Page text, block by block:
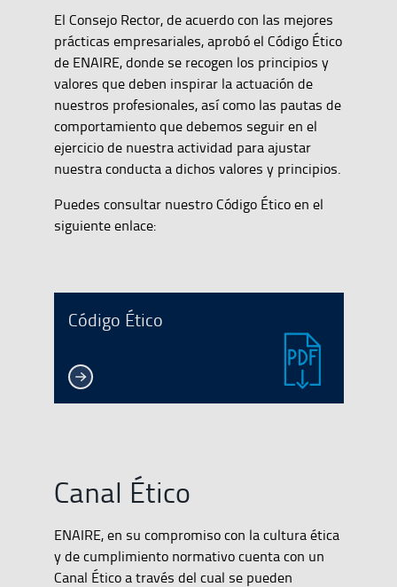
El Consejo Rector, de acuerdo con las mejores
prácticas empresariales, aprobó el Código Ético
de ENAIRE, donde se recogen los principios y
valores que deben inspirar la actuación de
nuestros profesionales, así como las pautas de
comportamiento que debemos seguir en el
ejercicio de nuestra actividad para ajustar
nuestra conducta a dichos valores y principios.
Puedes consultar nuestro Código Ético en el
siguiente enlace:
Código Ético
Canal Ético
ENAIRE, en su compromiso con la cultura ética
y de cumplimiento normativo cuenta con un
Canal Ético a través del cual se pueden